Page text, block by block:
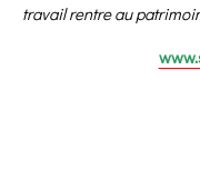
travail rentre au